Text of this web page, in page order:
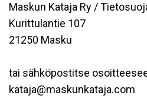
Maskun Kataja Ry /
Kurittulantie 107
21250 Masku
tai sähköpostitse
kataja@maskunkataja.com